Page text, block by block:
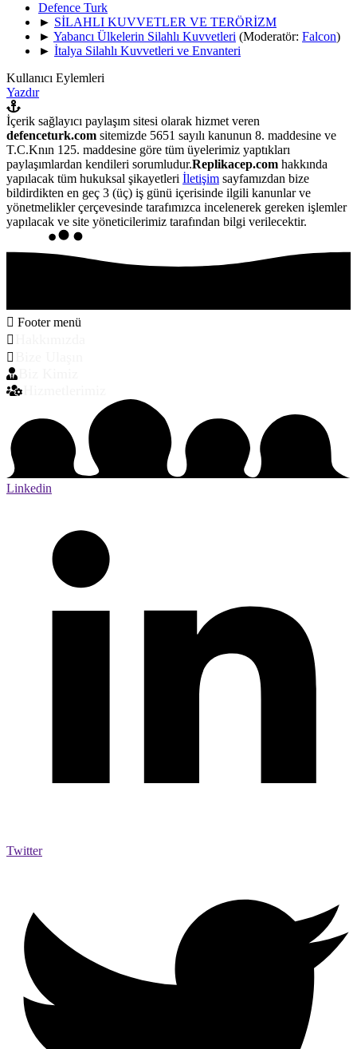
Defence Turk
► SİLAHLI KUVVETLER VE TERÖRİZM
► Yabancı Ülkelerin Silahlı Kuvvetleri (Moderatör: Falcon)
► İtalya Silahlı Kuvvetleri ve Envanteri
Kullanıcı Eylemleri
Yazdır
İçerik sağlayıcı paylaşım sitesi olarak hizmet veren
defenceturk.com sitemizde 5651 sayılı kanunun 8. maddesine ve
T.C.Knın 125. maddesine göre tüm üyelerimiz yaptıkları
paylaşımlardan kendileri sorumludur.Replikacep.com hakkında
yapılacak tüm hukuksal şikayetleri İletişim sayfamızdan bize
bildirdikten en geç 3 (üç) iş günü içerisinde ilgili kanunlar ve
yönetmelikler çerçevesinde tarafımızca incelenerek gereken işlemler
yapılacak ve site yöneticilerimiz tarafından bilgi verilecektir.
Footer menü
Linkedin
Twitter